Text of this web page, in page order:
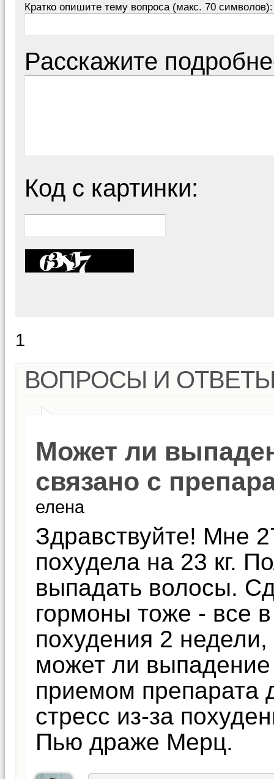
Кратко опишите тему вопроса (макс. 70 символов):
Расскажите
Код с картинки:
1
ВОПРОСЫ И
Может ли
связано с
елена
Здравствуйте! Мне
похудела на 23 кг.
выпадать волосы.
гормоны тоже - все
похудения 2
может ли
приемом препарата
стресс из-за
Пью драже Мерц.